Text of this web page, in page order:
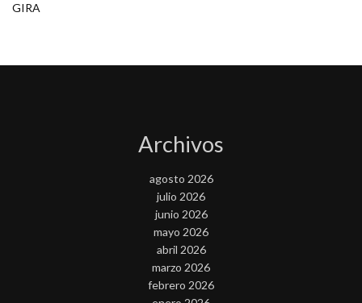
GIRA
Archivos
agosto 2026
julio 2026
junio 2026
mayo 2026
abril 2026
marzo 2026
febrero 2026